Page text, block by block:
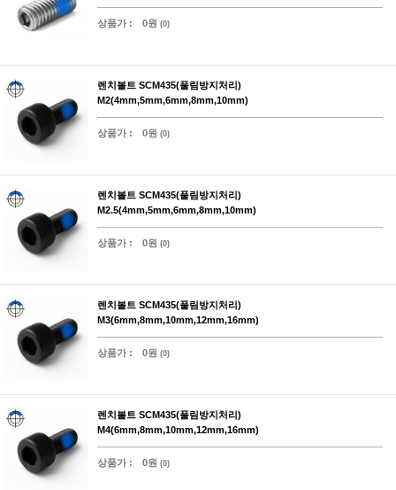
상품가 : 0원 (0)
렌치볼트 SCM435(풀림방지처리)
M2(4mm,5mm,6mm,8mm,10mm)
상품가 : 0원 (0)
렌치볼트 SCM435(풀림방지처리)
M2.5(4mm,5mm,6mm,8mm,10mm)
상품가 : 0원 (0)
렌치볼트 SCM435(풀림방지처리)
M3(6mm,8mm,10mm,12mm,16mm)
상품가 : 0원 (0)
렌치볼트 SCM435(풀림방지처리)
M4(6mm,8mm,10mm,12mm,16mm)
상품가 : 0원 (0)